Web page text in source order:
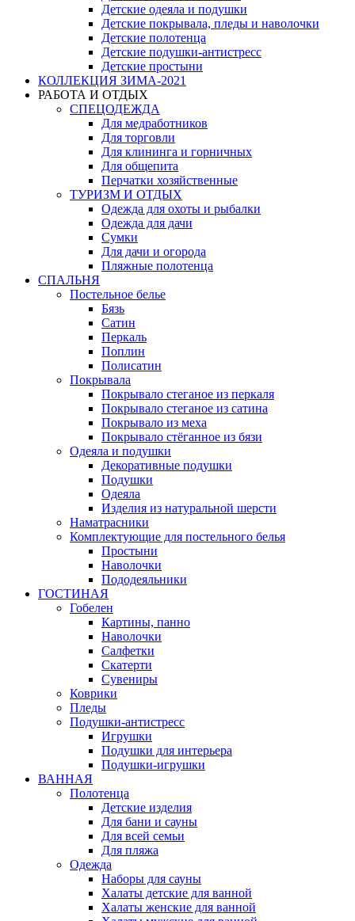
Детские одеяла и подушки
Детские покрывала, пледы и наволочки
Детские полотенца
Детские подушки-антистресс
Детские простыни
КОЛЛЕКЦИЯ ЗИМА-2021
РАБОТА И ОТДЫХ
СПЕЦОДЕЖДА
Для медработников
Для торговли
Для клининга и горничных
Для общепита
Перчатки хозяйственные
ТУРИЗМ И ОТДЫХ
Одежда для охоты и рыбалки
Одежда для дачи
Сумки
Для дачи и огорода
Пляжные полотенца
СПАЛЬНЯ
Постельное белье
Бязь
Сатин
Перкаль
Поплин
Полисатин
Покрывала
Покрывало стеганое из перкаля
Покрывало стеганое из сатина
Покрывало из меха
Покрывало стёганное из бязи
Одеяла и подушки
Декоративные подушки
Подушки
Одеяла
Изделия из натуральной шерсти
Наматраcники
Комплектующие для постельного белья
Простыни
Наволочки
Пододеяльники
ГОСТИНАЯ
Гобелен
Картины, панно
Наволочки
Салфетки
Скатерти
Сувениры
Коврики
Пледы
Подушки-антистресс
Игрушки
Подушки для интерьера
Подушки-игрушки
ВАННАЯ
Полотенца
Детские изделия
Для бани и сауны
Для всей семьи
Для пляжа
Одежда
Наборы для сауны
Халаты детские для ванной
Халаты женские для ванной